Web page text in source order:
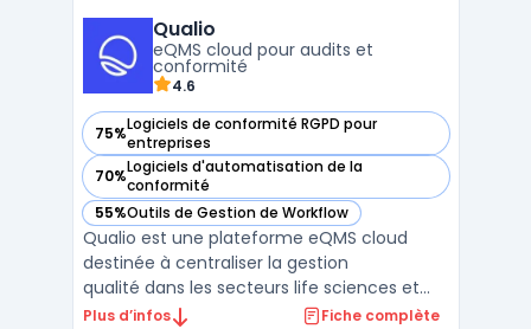
calendriers, les fichiers et la messager ...
Qualio
eQMS cloud pour audits et
conformité
4.6
75%Logiciels de conformité RGPD pour
entreprises
— voir Qualio dans cette catégorie
70%Logiciels d'automatisation de la
conformité
— voir Qualio dans cette catégorie
55%Outils de Gestion de Workflow
— voir Qualio dans cette catégorie
Qualio est une plateforme eQMS cloud
destinée à centraliser la gestion
qualité dans les secteurs life sciences et
dispositifs médicaux. La solution propose
Plus d’infos Fiche complète